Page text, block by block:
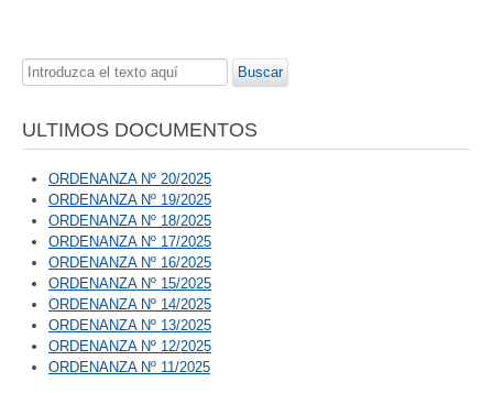
Buscar... Buscar
ULTIMOS DOCUMENTOS
ORDENANZA Nº 20/2025
ORDENANZA Nº 19/2025
ORDENANZA Nº 18/2025
ORDENANZA Nº 17/2025
ORDENANZA Nº 16/2025
ORDENANZA Nº 15/2025
ORDENANZA Nº 14/2025
ORDENANZA Nº 13/2025
ORDENANZA Nº 12/2025
ORDENANZA Nº 11/2025